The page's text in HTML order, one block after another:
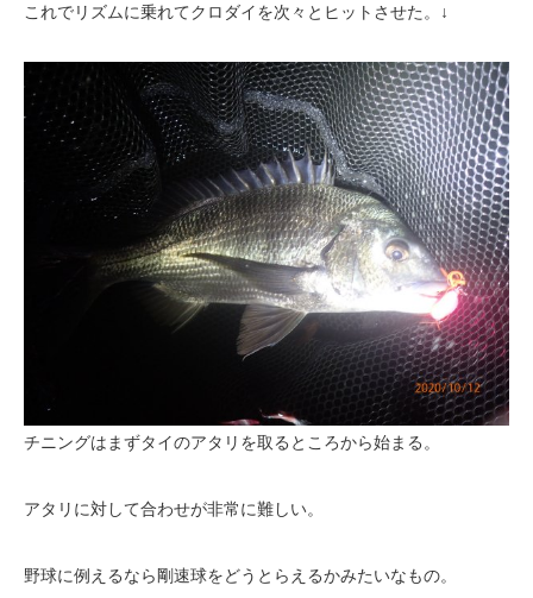
これでリズムに乗れてクロダイを次々とヒットさせた。↓
チニングはまずタイのアタリを取るところから始まる。
アタリに対して合わせが非常に難しい。
野球に例えるなら剛速球をどうとらえるかみたいなもの。